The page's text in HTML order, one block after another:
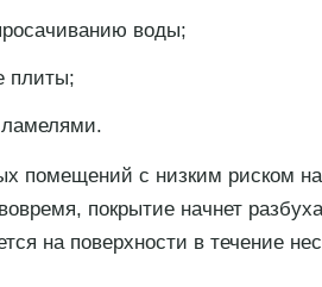
воды;
плиты;
ламелями.
помещений с низким риском
покрытие начнет
на поверхности в течение